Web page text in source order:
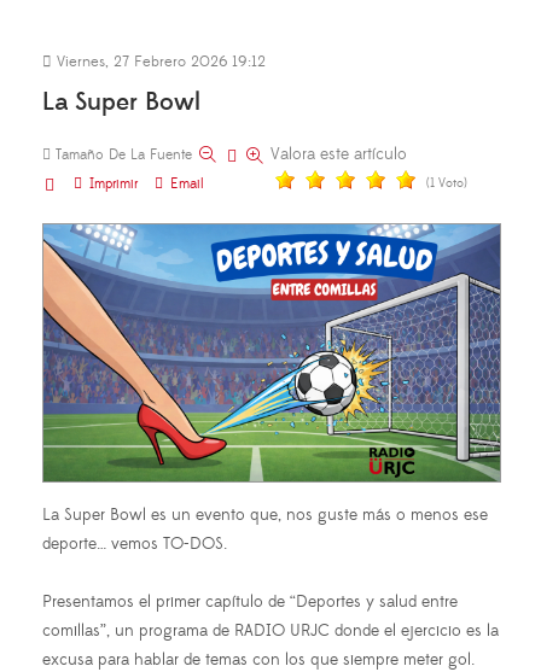
Viernes, 27 Febrero 2026 19:12
La Super Bowl
Tamaño De La Fuente
Imprimir
Email
Valora este artículo
(1 Voto)
La Super Bowl es un evento que, nos guste más o menos ese
deporte… vemos TO-DOS.
Presentamos el primer capítulo de “Deportes y salud entre
comillas”, un programa de RADIO URJC donde el ejercicio es la
excusa para hablar de temas con los que siempre meter gol.